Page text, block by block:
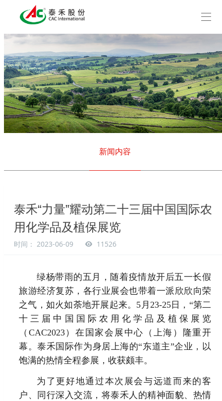
新闻内容
泰禾“力量”耀动第二十三届中国国际农
用化学品及植保展览
时间： 2023-06-09 11526
绿杨带雨的五月，随着疫情放开后五一长假
旅游经济复苏，各行业展会也带着一派欣欣向荣
之气，如火如荼地开展起来。5月23-25日，“第二
十三届中国国际农用化学品及植保展览
（CAC2023）在国家会展中心（上海）隆重开
幕。泰禾国际作为身居上海的“东道主”企业，以
饱满的热情全程参展，收获颇丰。
为了更好地通过本次展会与远道而来的客
户、同行深入交流，将泰禾人的精神面貌、热情